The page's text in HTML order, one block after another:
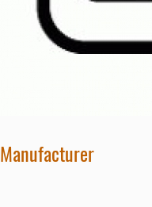
Manufacturer